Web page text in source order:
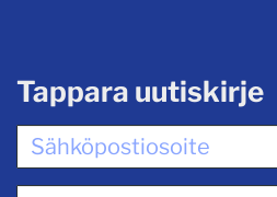
Tappara uutiskirje